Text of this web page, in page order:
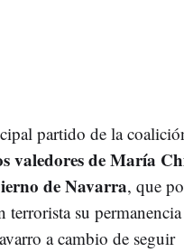
partido de la
valedores de María
de Navarra, que
terrorista su
a cambio de seguir